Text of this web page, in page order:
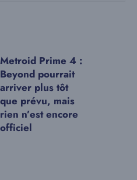
Metroid Prime 4 :
Beyond pourrait
arriver plus tôt
que prévu, mais
rien n’est encore
officiel